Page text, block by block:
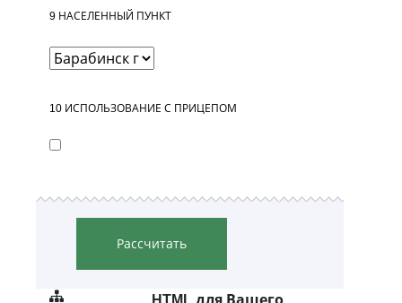
9 НАСЕЛЕННЫЙ ПУНКТ
10 ИСПОЛЬЗОВАНИЕ С ПРИЦЕПОМ
Рассчитать